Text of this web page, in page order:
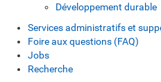
Développement durable
Services administratifs et
Foire aux questions (FAQ)
Jobs
Recherche